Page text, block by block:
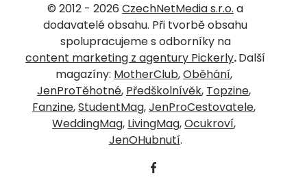
© 2012 - 2026 CzechNetMedia s.r.o. a
dodavatelé obsahu. Při tvorbě obsahu
spolupracujeme s odborníky na
content marketing z agentury Pickerly.Další
magazíny: MotherClub,Oběhání,
JenProTěhotné, Předškolnívěk, Topzine,
Fanzine,StudentMag,JenProCestovatele,
WeddingMag, LivingMag,Ocukroví,
JenOHubnutí.